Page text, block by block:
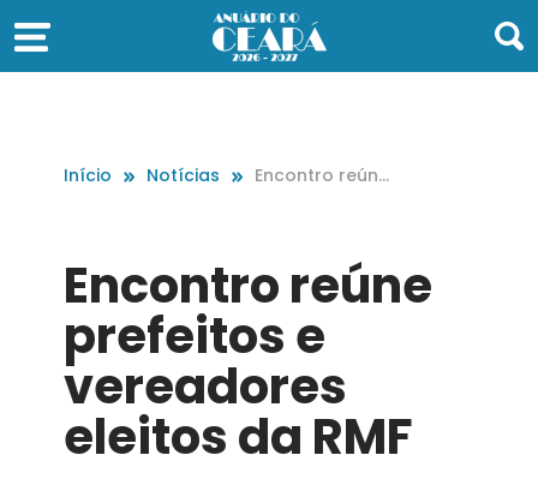
Início Notícias
Encontro reúne
Encontro reúne
prefeitos e
vereadores
eleitos da RMF